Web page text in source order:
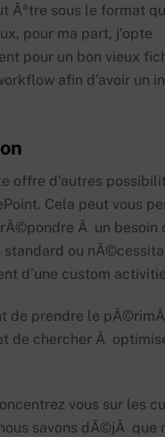
Ãªtre sous le format
pour ma part, j’opte
pour un bon vieux
afin d’avoir un
offre d’autres
Cela peut vous
Ã un besoin
standard ou
d’une custom
de prendre le
de chercher Ã
vous sur les
savons dÃ©jÃ que